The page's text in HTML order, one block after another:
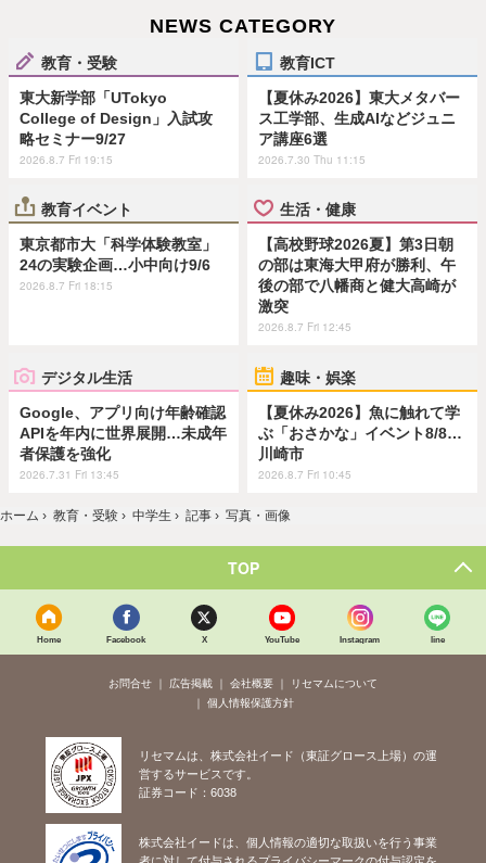
NEWS CATEGORY
教育・受験
東大新学部「UTokyo
College of Design」入試攻
略セミナー9/27
2026.8.7 Fri 19:15
教育ICT
【夏休み2026】東大メタバー
ス工学部、生成AIなどジュニ
ア講座6選
2026.7.30 Thu 11:15
教育イベント
東京都市大「科学体験教室」
24の実験企画…小中向け9/6
2026.8.7 Fri 18:15
生活・健康
【高校野球2026夏】第3日朝
の部は東海大甲府が勝利、午
後の部で八幡商と健大高崎が
激突
2026.8.7 Fri 12:45
デジタル生活
Google、アプリ向け年齢確認
APIを年内に世界展開…未成年
者保護を強化
2026.7.31 Fri 13:45
趣味・娯楽
【夏休み2026】魚に触れて学
ぶ「おさかな」イベント8/8…
川崎市
2026.8.7 Fri 10:45
ホーム › 教育・受験 › 中学生 › 記事 › 写真・画像
TOP
Home Facebook X YouTube Instagram line
お問合せ 広告掲載 会社概要
リセマムについて
個人情報保護方針
リセマムは、株式会社イード（東証グロース上場）の運
営するサービスです。
証券コード：6038
株式会社イードは、個人情報の適切な取扱いを行う事業